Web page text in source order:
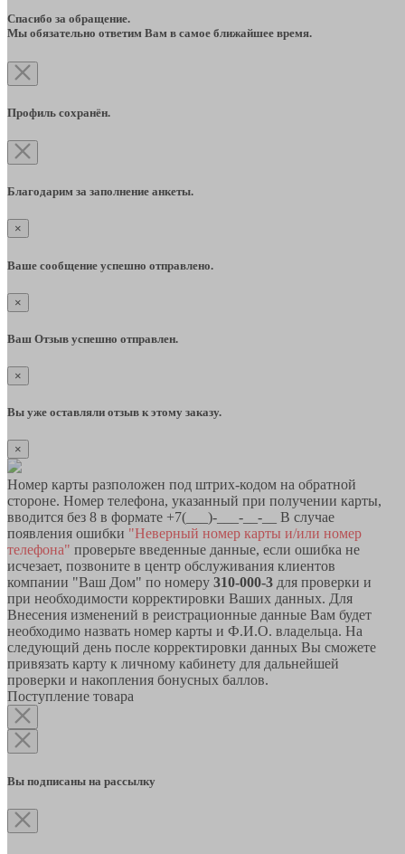
Спасибо за обращение.
Мы обязательно ответим Вам в самое ближайшее время.
Профиль сохранён.
Благодарим за заполнение анкеты.
×
Ваше сообщение успешно отправлено.
×
Ваш Отзыв успешно отправлен.
×
Вы уже оставляли отзыв к этому заказу.
×
Номер карты разположен под штрих-кодом на обратной
стороне. Номер телефона, указанный при получении карты,
вводится без 8 в формате +7(___)-___-__-__ В случае
появления ошибки "Неверный номер карты и/или номер
телефона" проверьте введенные данные, если ошибка не
исчезает, позвоните в центр обслуживания клиентов
компании "Ваш Дом" по номеру 310-000-3 для проверки и
при необходимости корректировки Ваших данных. Для
Внесения изменений в реистрационные данные Вам будет
необходимо назвать номер карты и Ф.И.О. владельца. На
следующий день после корректировки данных Вы сможете
привязать карту к личному кабинету для дальнейшей
проверки и накопления бонусных баллов.
Поступление товара
Вы подписаны на рассылку